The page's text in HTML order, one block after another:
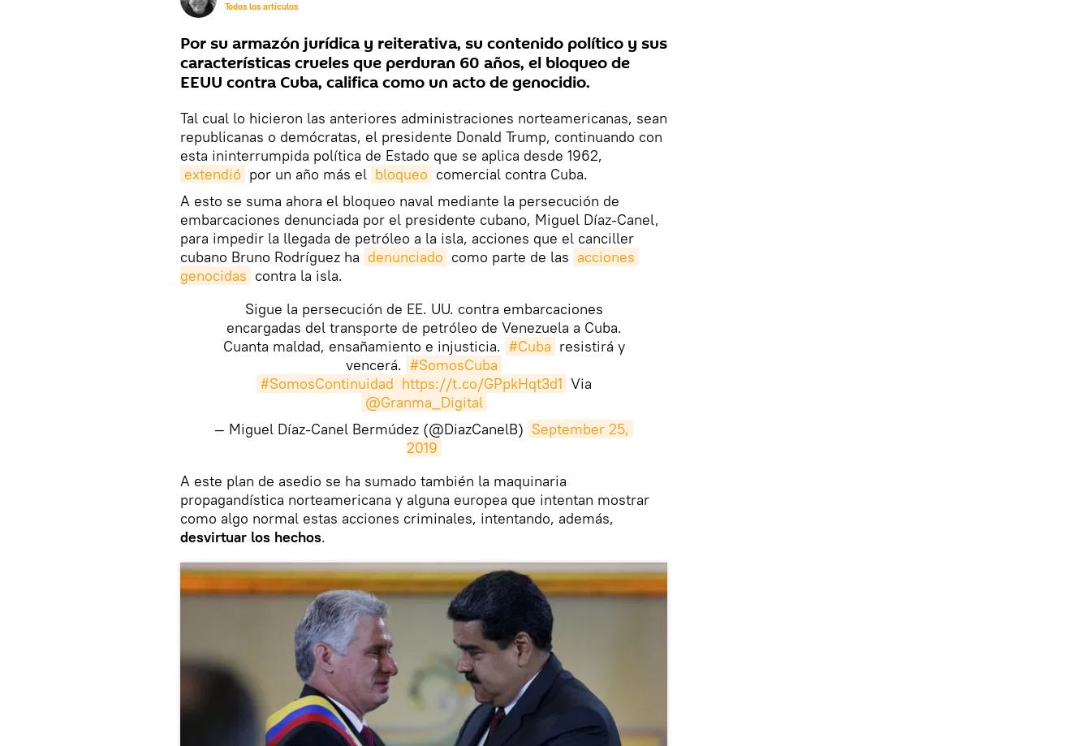
Todos los artículos
Por su armazón jurídica y reiterativa, su contenido político y sus
características crueles que perduran 60 años, el bloqueo de
EEUU contra Cuba, califica como un acto de genocidio.
Tal cual lo hicieron las anteriores administraciones norteamericanas, sean
republicanas o demócratas, el presidente Donald Trump, continuando con
esta ininterrumpida política de Estado que se aplica desde 1962,
extendió por un año más el bloqueo comercial contra Cuba.
A esto se suma ahora el bloqueo naval mediante la persecución de
embarcaciones denunciada por el presidente cubano, Miguel Díaz-Canel,
para impedir la llegada de petróleo a la isla, acciones que el canciller
cubano Bruno Rodríguez ha denunciado como parte de las acciones
genocidas contra la isla.
Sigue la persecución de EE. UU. contra embarcaciones
encargadas del transporte de petróleo de Venezuela a Cuba.
Cuanta maldad, ensañamiento e injusticia. #Cuba resistirá y
vencerá. #SomosCuba
#SomosContinuidad https://t.co/GPpkHqt3d1 Via
@Granma_Digital
— Miguel Díaz-Canel Bermúdez (@DiazCanelB) September 25,
2019
​A este plan de asedio se ha sumado también la maquinaria
propagandística norteamericana y alguna europea que intentan mostrar
como algo normal estas acciones criminales, intentando, además,
desvirtuar los hechos.